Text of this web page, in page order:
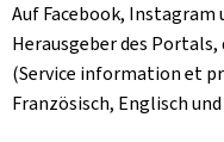
Auf Facebook,
Herausgeber des
(Service information et
Französisch, Englisch